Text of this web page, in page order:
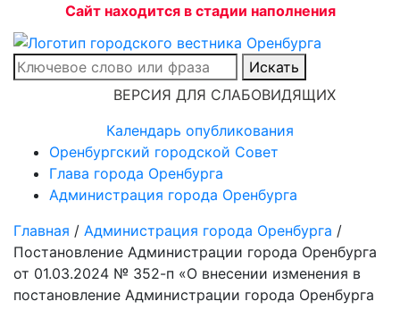
Сайт находится в стадии наполнения
Искать
ВЕРСИЯ ДЛЯ СЛАБОВИДЯЩИХ
Календарь опубликования
Оренбургский городской Совет
Глава города Оренбурга
Администрация города Оренбурга
Главная / Администрация города Оренбурга /
Постановление Администрации города Оренбурга
от 01.03.2024 № 352-п «О внесении изменения в
постановление Администрации города Оренбурга